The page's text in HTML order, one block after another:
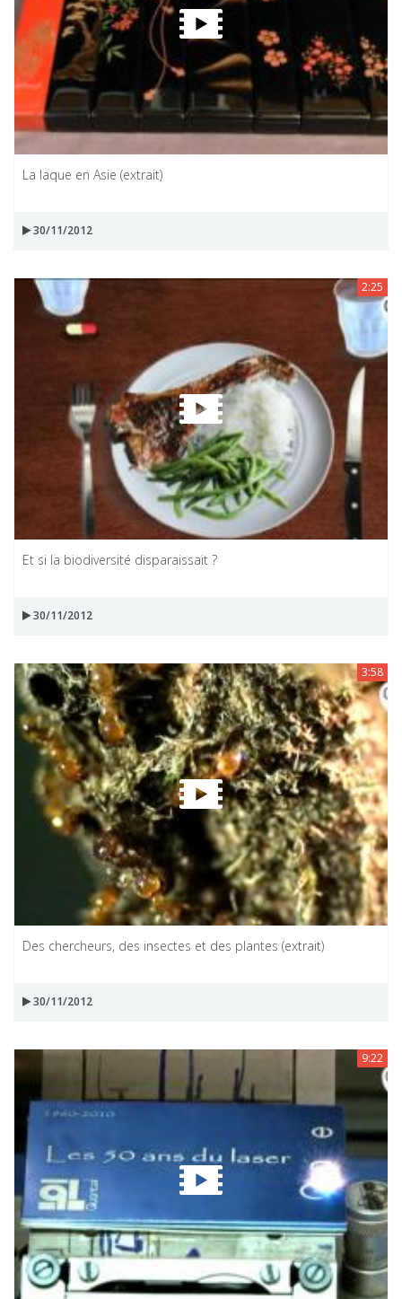
La laque en Asie (extrait)
30/11/2012
2:25
Et si la biodiversité disparaissait ?
30/11/2012
3:58
Des chercheurs, des insectes et des plantes (extrait)
30/11/2012
9:22